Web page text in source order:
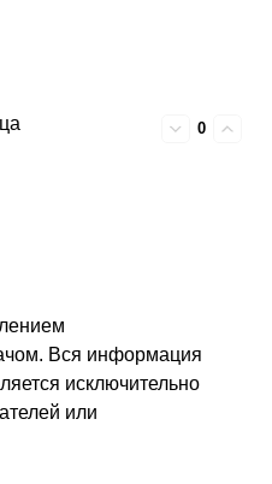
0
Вся информация
исключительно
или